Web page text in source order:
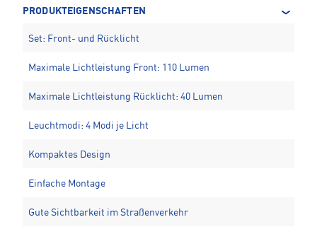
PRODUKTEIGENSCHAFTEN
Set: Front- und Rücklicht
Maximale Lichtleistung Front: 110 Lumen
Maximale Lichtleistung Rücklicht: 40 Lumen
Leuchtmodi: 4 Modi je Licht
Kompaktes Design
Einfache Montage
Gute Sichtbarkeit im Straßenverkehr